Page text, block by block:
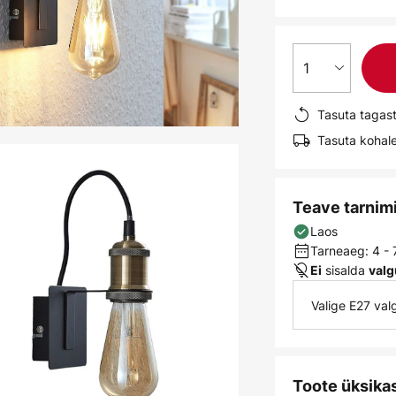
1
Tasuta
Tasuta
Teave
Laos
Tarneaeg: 4 -
Ei sisalda
Valige E27
Toote